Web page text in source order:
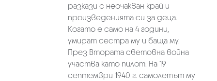
разкази с неочакван край и
произведенията си за деца.
Когато е само на 4 години,
умират сестра му и баща му.
През Втората световна война
участва като пилот. На 19
септември 1940 г. самолетът му